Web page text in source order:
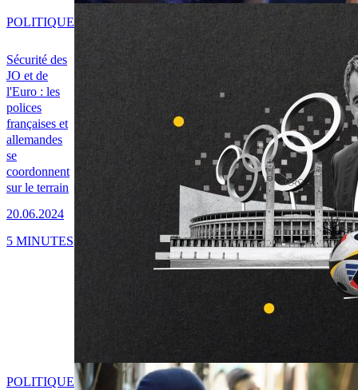
Sécurité des
JO et de
l'Euro : les
polices
françaises et
allemandes
se
coordonnent
sur le terrain
20.06.2024
POLITIQUE
5 MINUTES
POLITIQUE